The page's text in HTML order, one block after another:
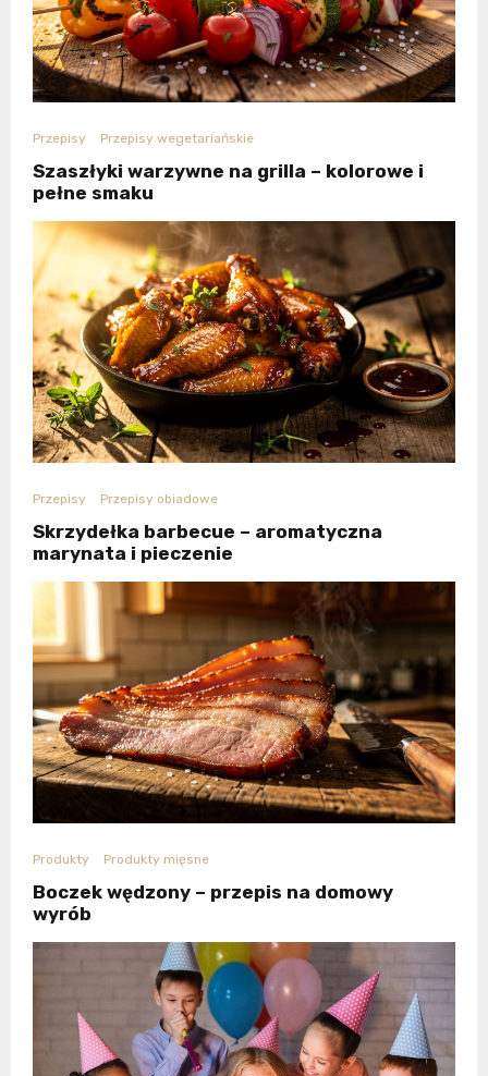
Przepisy Przepisy wegetariańskie
Szaszłyki warzywne na grilla – kolorowe i
pełne smaku
Przepisy Przepisy obiadowe
Skrzydełka barbecue – aromatyczna
marynata i pieczenie
Produkty Produkty mięsne
Boczek wędzony – przepis na domowy
wyrób